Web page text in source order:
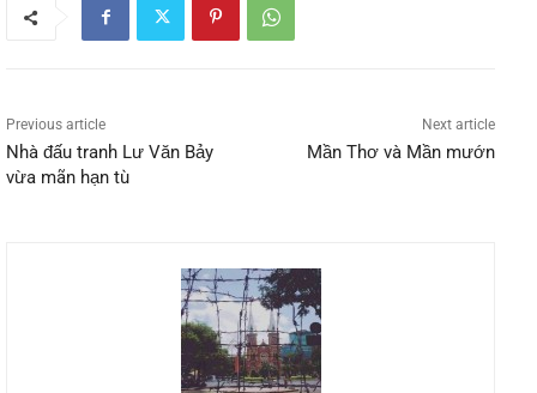
Previous article
Nhà đấu tranh Lư Văn Bảy
vừa mãn hạn tù
Next article
Mần Thơ và Mần mướn